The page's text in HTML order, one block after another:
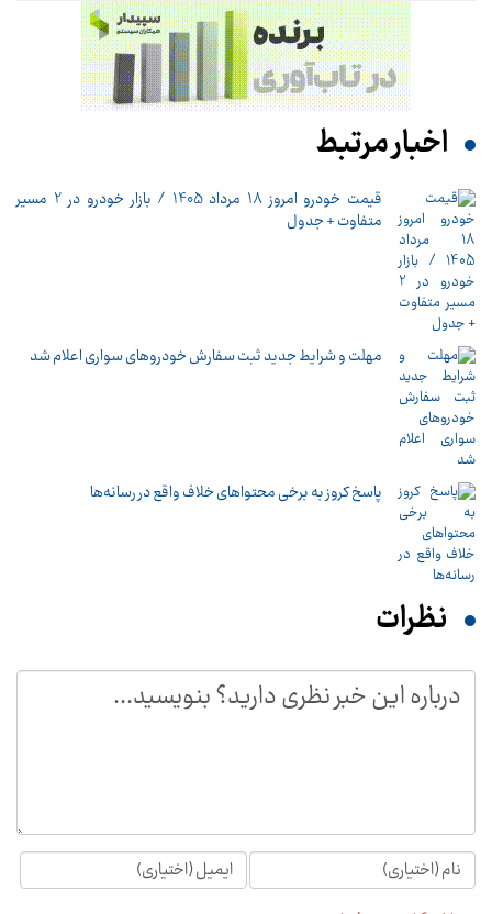
اخبار مرتبط
قیمت خودرو امروز 18 مرداد 1405 / بازار خودرو در 2 مسیر
متفاوت + جدول
مهلت و شرایط جدید ثبت سفارش خودروهای سواری اعلام شد
پاسخ کروز به برخی محتواهای خلاف واقع در رسانه‌ها
نظرات